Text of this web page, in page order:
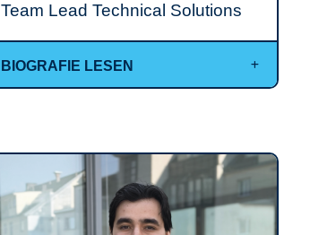
Team Lead Technical Solutions
BIOGRAFIE LESEN